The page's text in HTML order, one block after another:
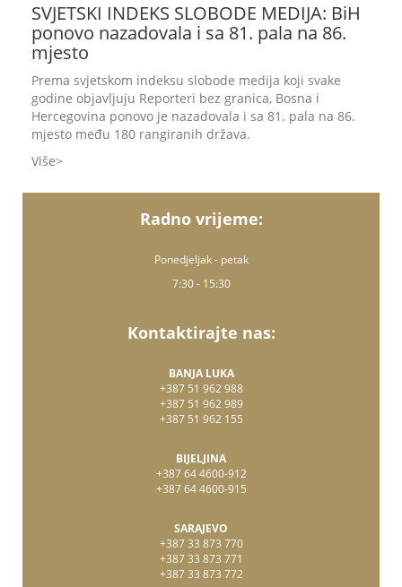
SVJETSKI INDEKS SLOBODE MEDIJA: BiH
ponovo nazadovala i sa 81. pala na 86.
mjesto
Prema svjetskom indeksu slobode medija koji svake
godine objavljuju Reporteri bez granica, Bosna i
Hercegovina ponovo je nazadovala i sa 81. pala na 86.
mjesto među 180 rangiranih država.
Više
Radno vrijeme:
Ponedjeljak - petak
7:30 - 15:30
Kontaktirajte nas:
BANJA LUKA
+387 51 962 988
+387 51 962 989
+387 51 962 155
BIJELJINA
+387 64 4600-912
+387 64 4600-915
SARAJEVO
+387 33 873 770
+387 33 873 771
+387 33 873 772